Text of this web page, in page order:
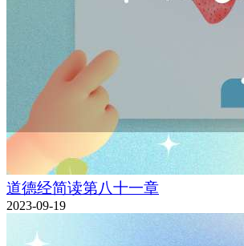
道德经简读第八十一章
2023-09-19